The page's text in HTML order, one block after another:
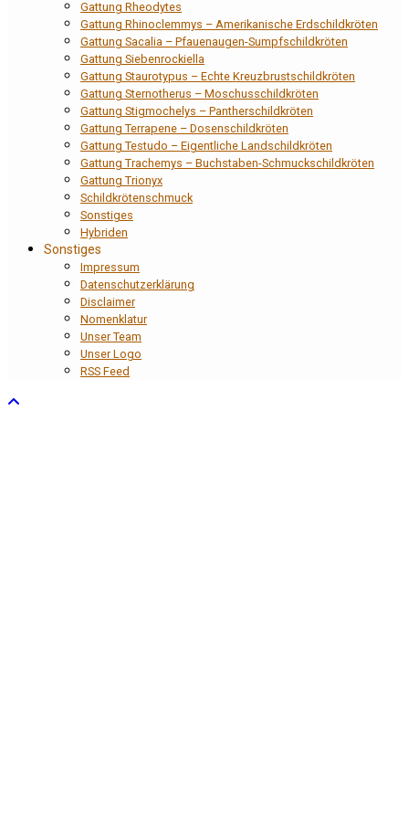
Gattung Rheodytes
Gattung Rhinoclemmys – Amerikanische Erdschildkröten
Gattung Sacalia – Pfauenaugen-Sumpfschildkröten
Gattung Siebenrockiella
Gattung Staurotypus – Echte Kreuzbrustschildkröten
Gattung Sternotherus – Moschusschildkröten
Gattung Stigmochelys – Pantherschildkröten
Gattung Terrapene – Dosenschildkröten
Gattung Testudo – Eigentliche Landschildkröten
Gattung Trachemys – Buchstaben-Schmuckschildkröten
Gattung Trionyx
Schildkrötenschmuck
Sonstiges
Hybriden
Sonstiges
Impressum
Datenschutzerklärung
Disclaimer
Nomenklatur
Unser Team
Unser Logo
RSS Feed